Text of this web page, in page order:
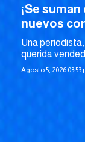
¡Se
nuevos
Una
querida
Agosto 5, 2026 03:53